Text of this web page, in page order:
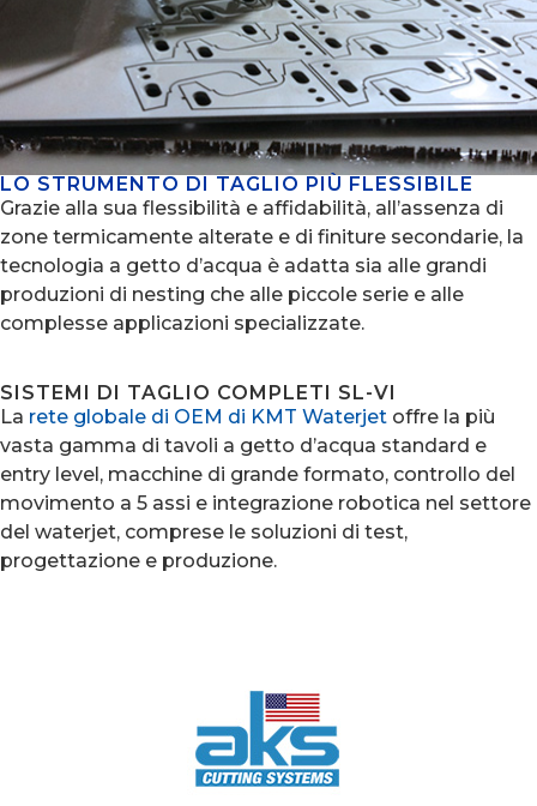
LO STRUMENTO DI TAGLIO PIÙ FLESSIBILE
Grazie alla sua flessibilità e affidabilità, all’assenza di
zone termicamente alterate e di finiture secondarie, la
tecnologia a getto d’acqua è adatta sia alle grandi
produzioni di nesting che alle piccole serie e alle
complesse applicazioni specializzate.
SISTEMI DI TAGLIO COMPLETI SL-VI
La rete globale di OEM di KMT Waterjet offre la più
vasta gamma di tavoli a getto d’acqua standard e
entry level, macchine di grande formato, controllo del
movimento a 5 assi e integrazione robotica nel settore
del waterjet, comprese le soluzioni di test,
progettazione e produzione.